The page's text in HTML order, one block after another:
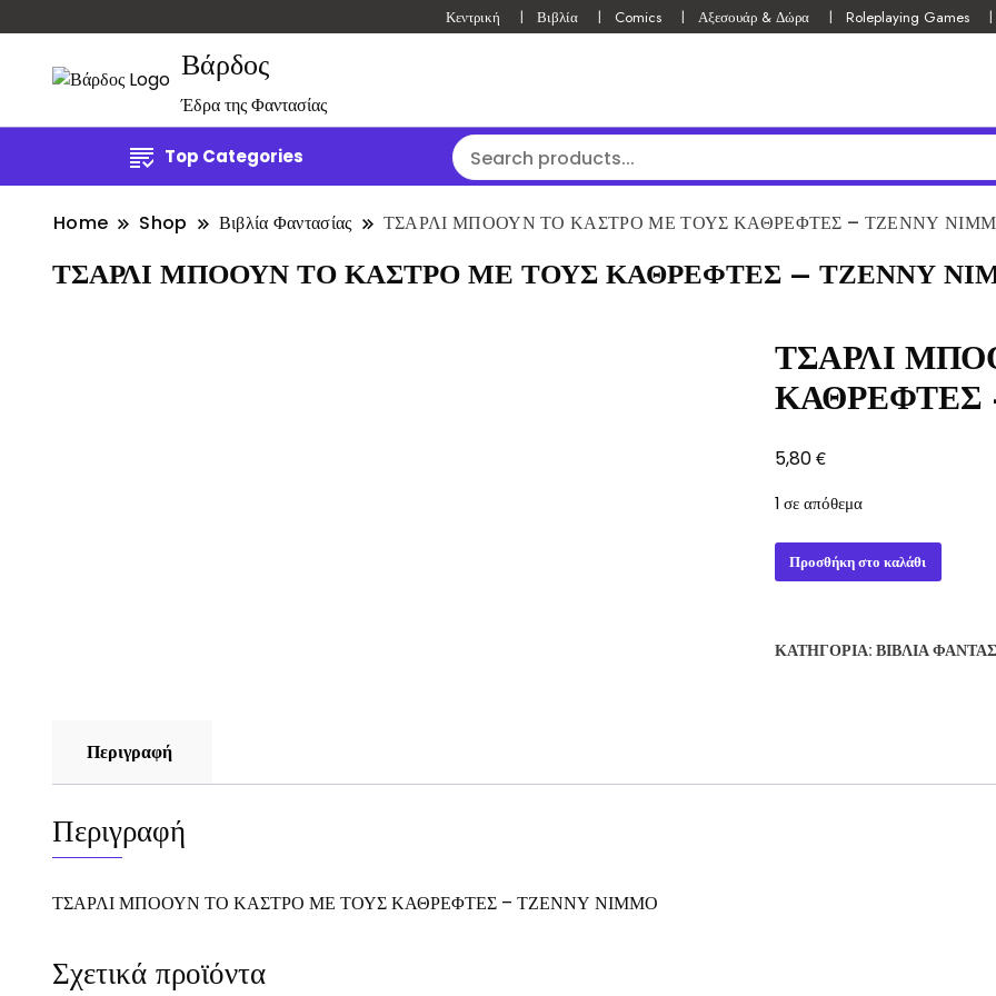
Κεντρική Βιβλία Comics Αξεσουάρ & Δώρα Roleplaying Games
Βάρδος
Έδρα της Φαντασίας
Top Categories
Home Shop Βιβλία Φαντασίας ΤΣΑΡΛΙ ΜΠΟΟΥΝ ΤΟ ΚΑΣΤΡΟ ΜΕ ΤΟΥΣ ΚΑΘΡΕΦΤΕΣ – ΤΖΕΝΝΥ
ΤΣΑΡΛΙ ΜΠΟΟΥΝ ΤΟ ΚΑΣΤΡΟ ΜΕ ΤΟΥΣ ΚΑΘΡΕΦΤΕΣ – ΤΖΕΝΝΥ
ΤΣΑΡΛΙ
5,80€
1 σε απόθεμα
ΤΣΑΡΛΙ
ΜΠΟΟΥΝ
ΜΕ
Προσθήκη στο καλάθι
ΚΑΤΗΓΟΡΊΑ: ΒΙΒΛΊΑ
Περιγραφή
Περιγραφή
ΤΣΑΡΛΙ ΜΠΟΟΥΝ ΤΟ ΚΑΣΤΡΟ ΜΕ ΤΟΥΣ ΚΑΘΡΕΦΤΕΣ – ΤΖΕΝΝΥ ΝΙΜΜΟ
Σχετικά προϊόντα